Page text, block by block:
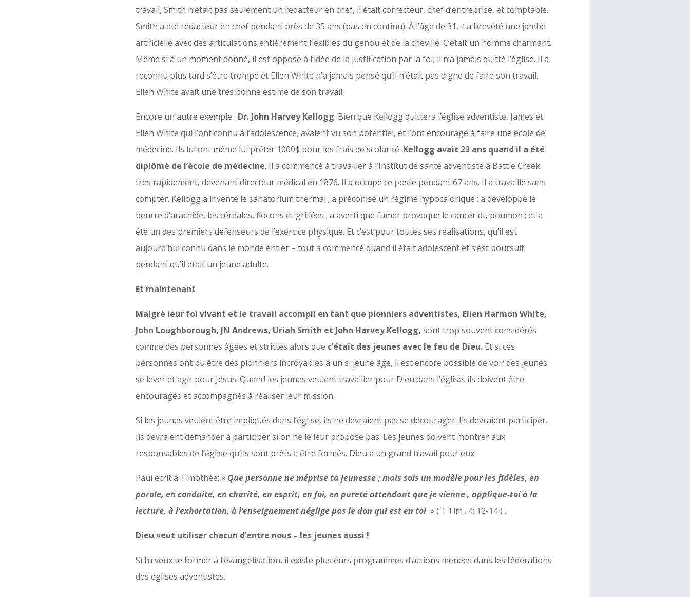
travail, Smith n’était pas seulement un rédacteur en chef, il était correcteur, chef d’entreprise, et comptable.
Smith a été rédacteur en chef pendant près de 35 ans (pas en continu). À l’âge de 31, il a breveté une jambe
artificielle avec des articulations entièrement flexibles du genou et de la cheville. C’était un homme charmant.
Même si à un moment donné, il est opposé à l’idée de la justification par la foi, il n’a jamais quitté l’église. Il a
reconnu plus tard s’être trompé et Ellen White n’a jamais pensé qu’il n’était pas digne de faire son travail.
Ellen White avait une très bonne estime de son travail.
Encore un autre exemple : Dr. John Harvey Kellogg. Bien que Kellogg quittera l’église adventiste, James et
Ellen White qui l’ont connu à l’adolescence, avaient vu son potentiel, et l’ont encouragé à faire une école de
médecine. Ils lui ont même lui prêter 1000$ pour les frais de scolarité. Kellogg avait 23 ans quand il a été
diplômé de l’école de médecine. Il a commencé à travailler à l’Institut de santé adventiste à Battle Creek
très rapidement, devenant directeur médical en 1876. Il a occupé ce poste pendant 67 ans. Il a travaillé sans
compter. Kellogg a inventé le sanatorium thermal ; a préconisé un régime hypocalorique ; a développé le
beurre d’arachide, les céréales, flocons et grillées ; a averti que fumer provoque le cancer du poumon ; et a
été un des premiers défenseurs de l’exercice physique. Et c’est pour toutes ses réalisations, qu’il est
aujourd’hui connu dans le monde entier – tout a commencé quand il était adolescent et s’est poursuit
pendant qu’il était un jeune adulte.
Et maintenant
Malgré leur foi vivant et le travail accompli en tant que pionniers adventistes, Ellen Harmon White,
John Loughborough, JN Andrews, Uriah Smith et John Harvey Kellogg,sont trop souvent considérés
comme des personnes âgées et strictes alors que c’était des jeunes avec le feu de Dieu. Et si ces
personnes ont pu être des pionniers incroyables à un si jeune âge, il est encore possible de voir des jeunes
se lever et agir pour Jésus. Quand les jeunes veulent travailler pour Dieu dans l’église, ils doivent être
encouragés et accompagnés à réaliser leur mission.
Si les jeunes veulent être impliqués dans l’église, ils ne devraient pas se décourager. Ils devraient participer.
Ils devraient demander à participer si on ne le leur propose pas. Les jeunes doivent montrer aux
responsables de l’église qu’ils sont prêts à être formés. Dieu a un grand travail pour eux.
Paul écrit à Timothée: « Que personne ne méprise ta jeunesse ; mais sois un modèle pour les fidèles, en
parole, en conduite, en charité, en esprit, en foi, en pureté attendant que je vienne , applique-toi à la
lecture, à l’exhortation, à l’enseignement néglige pas le don qui est en toi » ( 1 Tim . 4: 12-14 ) .
Dieu veut utiliser chacun d’entre nous – les jeunes aussi !
Si tu veux te former à l’évangélisation, il existe plusieurs programmes d’actions menées dans les fédérations
des églises adventistes.